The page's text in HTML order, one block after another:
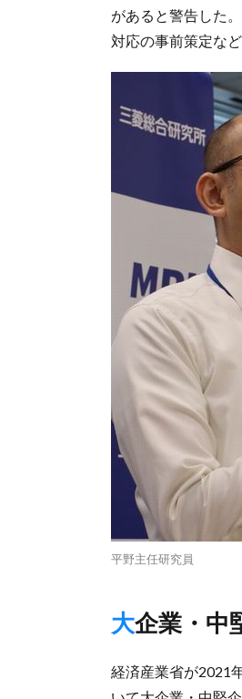
があると警告した
対応の事前策定な
平野主任研究員
大企業・
経済産業省が2021